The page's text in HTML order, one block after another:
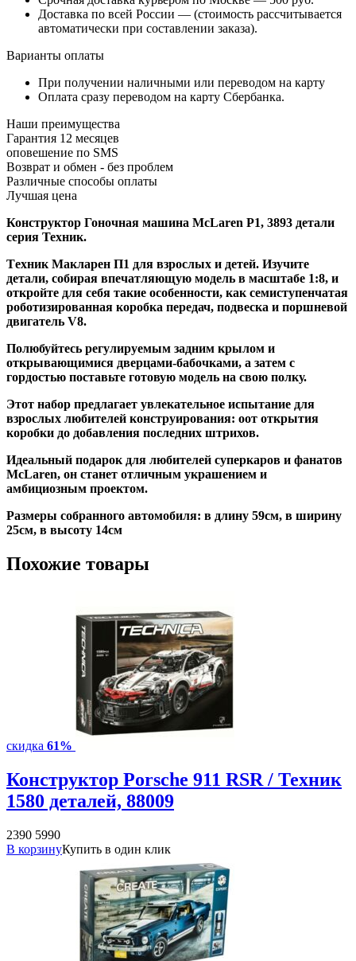
Доставка по всей России — (стоимость рассчитывается
автоматически при составлении заказа).
Варианты оплаты
При получении наличными или переводом на карту
Оплата сразу переводом на карту Сбербанка.
Наши преимущества
Гарантия 12 месяцев
оповешение по SMS
Возврат и обмен - без проблем
Различные способы оплаты
Лучшая цена
Конструктор Гоночная машина McLaren P1, 3893 детали
серия Техник.
Тexник Мaклaрен П1 для взрocлых и детей. Изучитe
дeтали, собиpaя впечатляющую модeль в маcштабe 1:8, и
oткpoйте для сeбя тaкиe особенности, как семиступенчатая
роботизированная коробка передач, подвеска и поршневой
двигатель V8.
Полюбуйтесь регулируемым задним крылом и
открывающимися дверцами-бабочками, а затем с
гордостью поставьте готовую модель на свою полку.
Этот набор предлагает увлекательное испытание для
взрослых любителей конструирования: оот открытия
коробки до добавления последних штрихов.
Идеальный подарок для любителей суперкаров и фанатов
МсLаrеn, он станет отличным украшением и
амбициозным проектом.
Размеры собранного автомобиля: в длину 59см, в ширину
25см, в высоту 14см
Похожие товары
скидка 61%
Конструктор Porsche 911 RSR / Техник
1580 деталей, 88009
2390 5990
В корзинуКупить в один клик